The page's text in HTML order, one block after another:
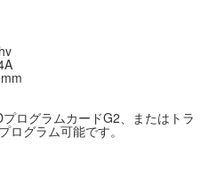
ログラムカードG2、またはトラ
ログラム可能です。